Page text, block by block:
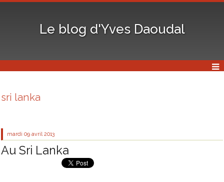
Le blog d'Yves Daoudal
sri lanka
mardi 09 avril 2013
Au Sri Lanka